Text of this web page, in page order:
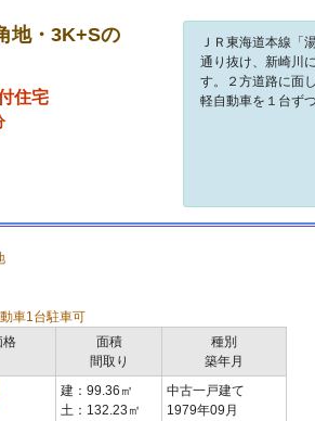
地・3K+Sの
住宅
ＪＲ東海道本線「
通り抜け、新崎川
す。２方道路に面
軽自動車を１台ず
車1台駐車可
格
面積
間取り
種別
築年月
建：99.36㎡
土：132.23㎡
中古一戸建て
1979年09月